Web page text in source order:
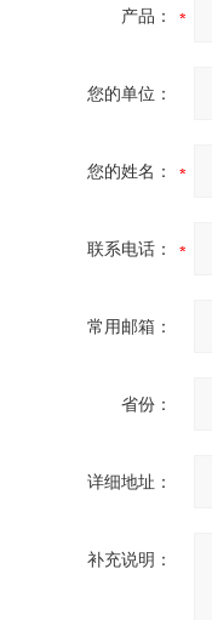
产品：
您的单位：
您的姓名：
联系电话：
常用邮箱：
省份：
详细地址：
补充说明：